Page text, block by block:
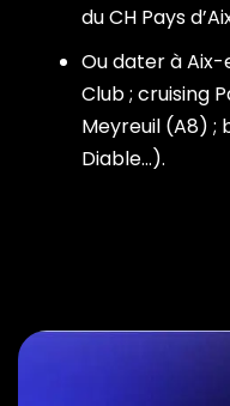
du CH Pays
Ou dater à Aix-
Club ; cruising
Meyreuil (A8) ;
Diable…).